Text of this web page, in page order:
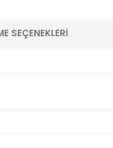
SEÇENEKLERI